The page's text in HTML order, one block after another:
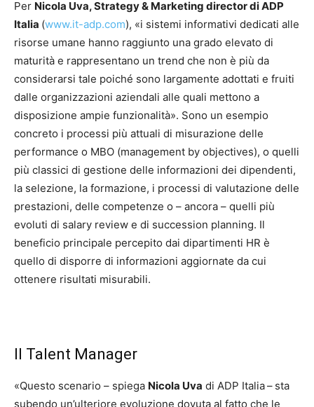
Per Nicola Uva, Strategy & Marketing director di ADP
Italia (www.it-adp.com), «i sistemi informativi dedicati alle
risorse umane hanno raggiunto una grado elevato di
maturità e rappresentano un trend che non è più da
considerarsi tale poiché sono largamente adottati e fruiti
dalle organizzazioni aziendali alle quali mettono a
disposizione ampie funzionalità». Sono un esempio
concreto i processi più attuali di misurazione delle
performance o MBO (management by objectives), o quelli
più classici di gestione delle informazioni dei dipendenti,
la selezione, la formazione, i processi di valutazione delle
prestazioni, delle competenze o – ancora – quelli più
evoluti di salary review e di succession planning. Il
beneficio principale percepito dai dipartimenti HR è
quello di disporre di informazioni aggiornate da cui
ottenere risultati misurabili.
Il Talent Manager
«Questo scenario – spiega Nicola Uva di ADP Italia– sta
subendo un’ulteriore evoluzione dovuta al fatto che le